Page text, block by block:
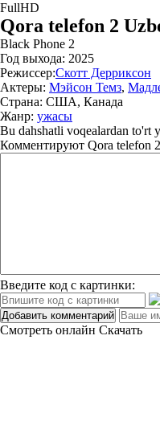
FullHD
Qora telefon 2
Black Phone 2
Год выхода: 2025
Режиссер:Скотт Дерриксон
Актеры: Мэйсон Темз,
Страна: США, Канада
Жанр: ужасы
Bu dahshatli voqealardan
Комментируют Qora telefon
Введите код с картинки:
Добавить комментарий
Смотреть онлайн Скачать